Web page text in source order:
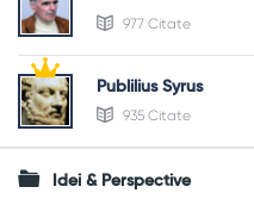
977 Citate
Publilius Syrus
935 Citate
Idei & Perspective